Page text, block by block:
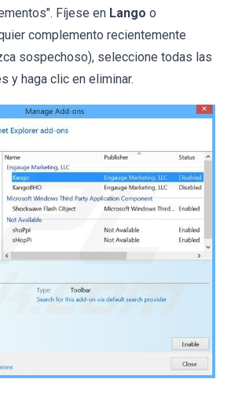
Fíjese en Lango o
complemento recientemente
sospechoso), seleccione todas las
y haga clic en eliminar.